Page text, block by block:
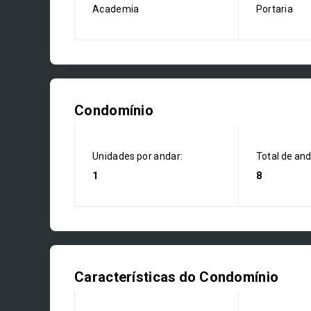
Academia Portaria
Condomínio
Unidades por andar:
1
Total de
8
Características do Condomínio